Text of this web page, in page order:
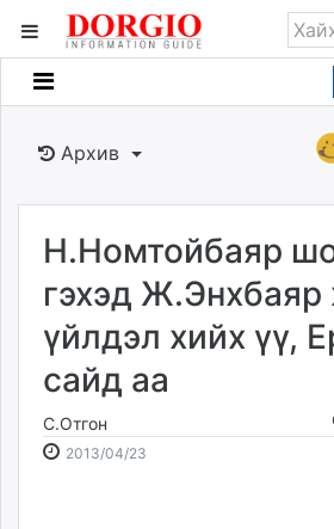
Мэдээллийн
Банк санхүү
Бизнес ААН
Төрийн
dorgio.mn
Gogo.mn
news.mn
zindaa.mn
Архив
Н.Номтойбаяр
гэхэд Ж.Энхбаяр
үйлдэл хийх үү,
сайд аа
С.Отгон
2013/04/23